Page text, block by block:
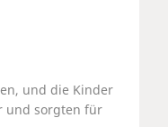
und die Kinder
und sorgten für